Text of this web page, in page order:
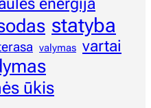
energija
statyba
valymas vartai
ūkis